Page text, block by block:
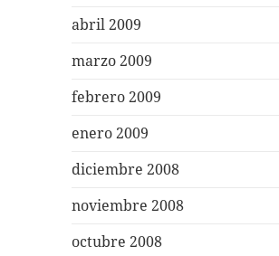
abril 2009
marzo 2009
febrero 2009
enero 2009
diciembre 2008
noviembre 2008
octubre 2008